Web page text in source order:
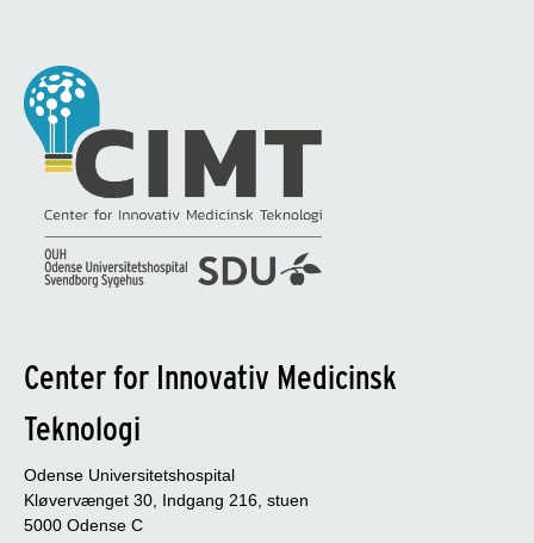
Center for Innovativ Medicinsk
Teknologi
Odense Universitetshospital
Kløvervænget 30, Indgang 216, stuen
5000 Odense C